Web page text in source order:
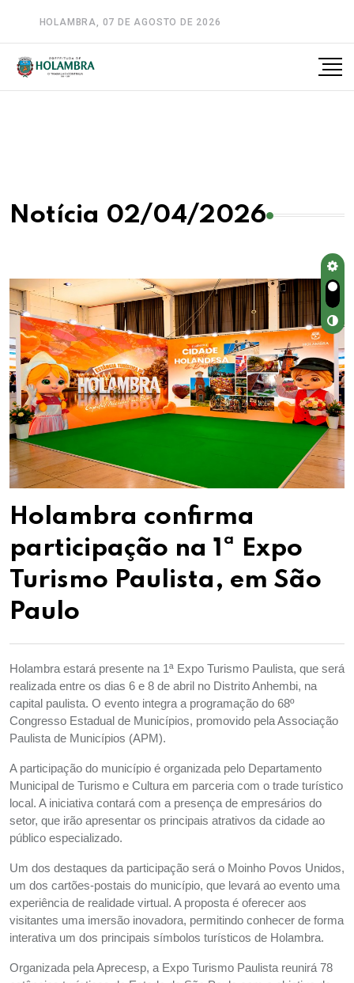
HOLAMBRA, 07 DE AGOSTO DE 2026
Notícia 02/04/2026
Holambra confirma
participação na 1ª Expo
Turismo Paulista, em São
Paulo
Holambra estará presente na 1ª Expo Turismo Paulista, que será
realizada entre os dias 6 e 8 de abril no Distrito Anhembi, na
capital paulista. O evento integra a programação do 68º
Congresso Estadual de Municípios, promovido pela Associação
Paulista de Municípios (APM).
A participação do município é organizada pelo Departamento
Municipal de Turismo e Cultura em parceria com o trade turístico
local. A iniciativa contará com a presença de empresários do
setor, que irão apresentar os principais atrativos da cidade ao
público especializado.
Um dos destaques da participação será o Moinho Povos Unidos,
um dos cartões-postais do município, que levará ao evento uma
experiência de realidade virtual. A proposta é oferecer aos
visitantes uma imersão inovadora, permitindo conhecer de forma
interativa um dos principais símbolos turísticos de Holambra.
Organizada pela Aprecesp, a Expo Turismo Paulista reunirá 78